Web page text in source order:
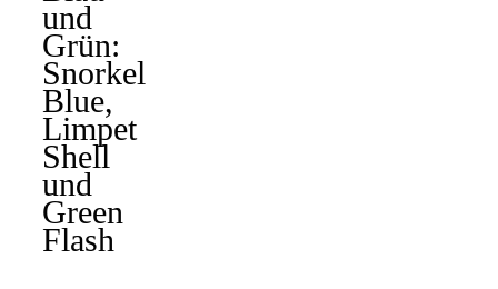
und
Grün:
Snorkel
Blue,
Limpet
Shell
und
Green
Flash